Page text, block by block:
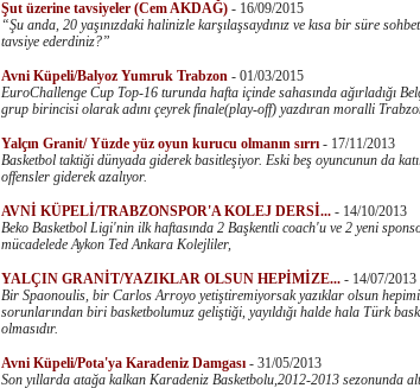
Şut üzerine tavsiyeler (Cem AKDAĞ) - 16/09/2015
“Şu anda, 20 yaşınızdaki halinizle karşılaşsaydınız ve kısa bir süre
tavsiye ederdiniz?”
Avni Küpeli/Balyoz Yumruk Trabzon - 01/03/2015
EuroChallenge Cup Top-16 turunda hafta içinde sahasında ağırladığı
grup birincisi olarak adını çeyrek finale(play-off) yazdıran moralli
Yalçın Granit/ Yüzde yüz oyun kurucu olmanın sırrı - 17/11/2013
Basketbol taktiği dünyada giderek basitleşiyor. Eski beş oyuncunun da
offensler giderek azalıyor.
AVNİ KÜPELİ/TRABZONSPOR'A KOLEJ DERSİ... - 14/10/2013
Beko Basketbol Ligi'nin ilk haftasında 2 Başkentli coach'u ve 2 yeni
mücadelede Aykon Ted Ankara Kolejliler,
YALÇIN GRANİT/YAZIKLAR OLSUN HEPİMİZE... - 14/07/2013
Bir Spaonoulis, bir Carlos Arroyo yetiştiremiyorsak yazıklar olsun
sorunlarından biri basketbolumuz geliştiği, yayıldığı halde hala Türk
olmasıdır.
Avni Küpeli/Pota'ya Karadeniz Damgası - 31/05/2013
Son yıllarda atağa kalkan Karadeniz Basketbolu,2012-2013 sezonunda